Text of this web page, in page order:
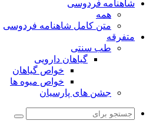
شاهنامه فردوسی
همه
متن کامل شاهنامه فردوسی
متفرقه
طب سنتی
گیاهان دارویی
خواص گیاهان
خواص میوه ها
جشن های پارسیان
جستجو